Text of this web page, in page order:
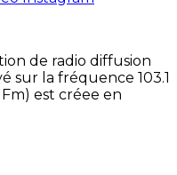
de radio diffusion
sur la fréquence 103.1
Fm) est créee en